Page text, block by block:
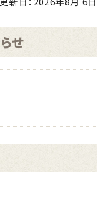
キャンペーンを実
せ